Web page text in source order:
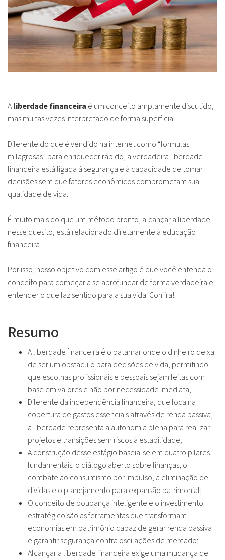
Aliberdade financeira é um conceito amplamente discutido,
mas muitas vezes interpretado de forma superficial.
Diferente do que é vendido na internet como “fórmulas
milagrosas” para enriquecer rápido, a verdadeira liberdade
financeira está ligada à segurança e à capacidade de tomar
decisões sem que fatores econômicos comprometam sua
qualidade de vida.
É muito mais do que um método pronto, alcançar a liberdade
nesse quesito, está relacionado diretamente à educação
financeira.
Por isso, nosso objetivo com esse artigo é que você entenda o
conceito para começar a se aprofundar de forma verdadeira e
entender o que faz sentido para a sua vida. Confira!
Resumo
A liberdade financeira é o patamar onde o dinheiro deixa
de ser um obstáculo para decisões de vida, permitindo
que escolhas profissionais e pessoais sejam feitas com
base em valores e não por necessidade imediata;
Diferente da independência financeira, que foca na
cobertura de gastos essenciais através de renda passiva,
a liberdade representa a autonomia plena para realizar
projetos e transições sem riscos à estabilidade;
A construção desse estágio baseia-se em quatro pilares
fundamentais: o diálogo aberto sobre finanças, o
combate ao consumismo por impulso, a eliminação de
dívidas e o planejamento para expansão patrimonial;
O conceito de poupança inteligente e o investimento
estratégico são as ferramentas que transformam
economias em patrimônio capaz de gerar renda passiva
e garantir segurança contra oscilações de mercado;
Alcançar a liberdade financeira exige uma mudança de